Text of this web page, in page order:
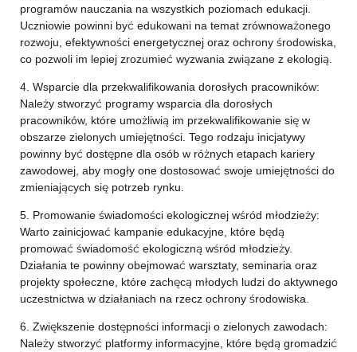
programów nauczania na wszystkich poziomach edukacji.
Uczniowie powinni być edukowani na temat zrównoważonego
rozwoju, efektywności energetycznej oraz ochrony środowiska,
co pozwoli im lepiej zrozumieć wyzwania związane z ekologią.
4. Wsparcie dla przekwalifikowania dorosłych pracowników:
Należy stworzyć programy wsparcia dla dorosłych
pracowników, które umożliwią im przekwalifikowanie się w
obszarze zielonych umiejętności. Tego rodzaju inicjatywy
powinny być dostępne dla osób w różnych etapach kariery
zawodowej, aby mogły one dostosować swoje umiejętności do
zmieniających się potrzeb rynku.
5. Promowanie świadomości ekologicznej wśród młodzieży:
Warto zainicjować kampanie edukacyjne, które będą
promować świadomość ekologiczną wśród młodzieży.
Działania te powinny obejmować warsztaty, seminaria oraz
projekty społeczne, które zachęcą młodych ludzi do aktywnego
uczestnictwa w działaniach na rzecz ochrony środowiska.
6. Zwiększenie dostępności informacji o zielonych zawodach:
Należy stworzyć platformy informacyjne, które będą gromadzić